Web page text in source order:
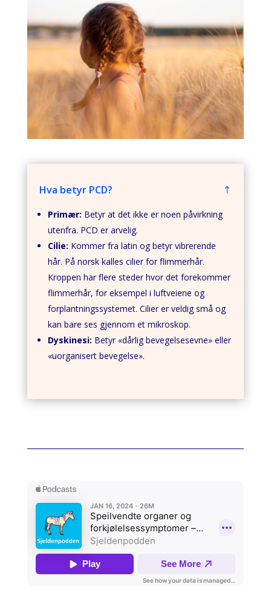
Hva betyr PCD?
Primær: Betyr at det ikke er noen påvirkning
utenfra. PCD er arvelig.
Cilie: Kommer fra latin og betyr vibrerende
hår. På norsk kalles cilier for flimmerhår.
Kroppen har flere steder hvor det forekommer
flimmerhår, for eksempel i luftveiene og
forplantningssystemet. Cilier er veldig små og
kan bare ses gjennom et mikroskop.
Dyskinesi: Betyr «dårlig bevegelsesevne» eller
«uorganisert bevegelse».